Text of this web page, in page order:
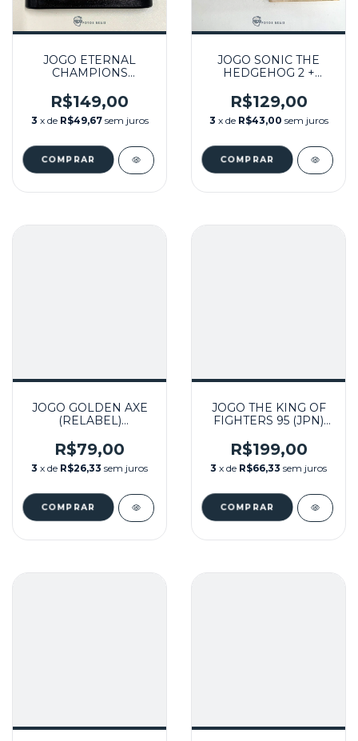
JOGO ETERNAL
CHAMPIONS
DRIVE
R$149,00
3 x de R$49,67 sem juros
JOGO SONIC THE
HEDGEHOG 2 +
- MEGA DRIVE
R$129,00
3 x de R$43,00 sem juros
JOGO GOLDEN AXE
(RELABEL)
SYSTEM
R$79,00
3 x de R$26,33 sem juros
JOGO THE KING OF
FIGHTERS 95 (JPN)
SATURN
R$199,00
3 x de R$66,33 sem juros